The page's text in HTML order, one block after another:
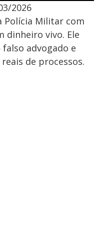
2026
Polícia Militar com
dinheiro vivo. Ele
advogado e
de processos.